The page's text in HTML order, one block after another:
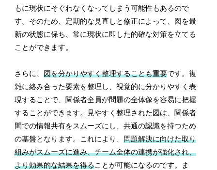
もに現状にそぐわなくなってしまう可能性もあるので
す。そのため、定期的な見直しと修正によって、図を最
新の状態に保ち、常に現状に即した的確な対策を立てる
ことができます。
さらに、図を分かりやすく整理することも重要です。複
雑に絡み合った要素を整理し、視覚的に分かりやすく表
現することで、関係者全員が問題の全体像を容易に把握
することができます。見やすく整理された図は、関係者
間での情報共有をスムーズにし、共通の認識を持つため
の基盤となります。これにより、問題解決に向けた取り
組みがスムーズに進み、チーム全体の連携が強化され、
より効果的な結果を得ることが可能になるのです。ま